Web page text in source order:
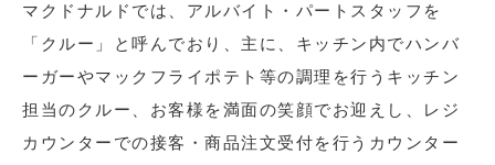
マクドナルドでは、アルバイト・パートスタッフを
「クルー」と呼んでおり、主に、キッチン内でハンバ
ーガーやマックフライポテト等の調理を行うキッチン
担当のクルー、お客様を満面の笑顔でお迎えし、レジ
カウンターでの接客・商品注文受付を行うカウンター